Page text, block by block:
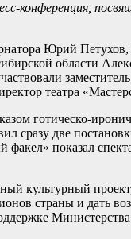
конференция,
Юрий
области
театра
готическо-
сразу две
показал
культурный
страны и дать